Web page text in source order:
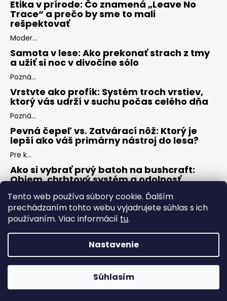
Tento web používa súbory cookie. Ďalším
prechádzaním tohto webu vyjadrujete súhlas s ich
používaním. Viac informácií tu.
Nastavenie
Súhlasím
Etika v prírode: Čo znamená „Leave No
Trace“ a prečo by sme to mali
rešpektovať
Moder...
Samota v lese: Ako prekonať strach z tmy
a užiť si noc v divočine sólo
Pozná...
Vrstvte ako profík: Systém troch vrstiev,
ktorý vás udrží v suchu počas celého dňa
Pozná...
Pevná čepeľ vs. Zatvárací nôž: Ktorý je
lepší ako váš primárny nástroj do lesa?
Pre k...
Ako si vybrať prvý batoh na bushcraft:
Objem, chrbtový systém a odolnosť
Keď s...
ARCHÍV
Copyright 2026ZÁLESÁK. Všetky práva vyhradené.Upraviť
nastavenie cookies